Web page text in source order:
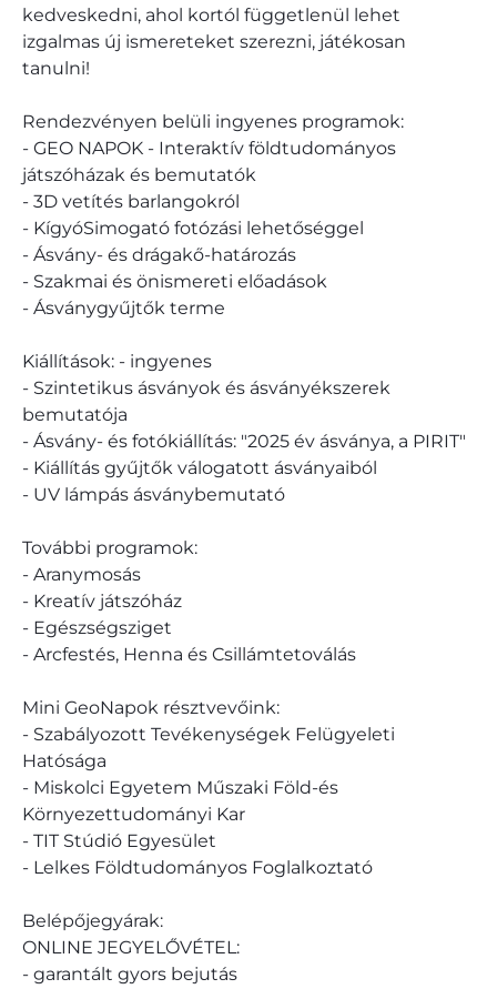
kedveskedni, ahol kortól függetlenül lehet
izgalmas új ismereteket szerezni, játékosan
tanulni!
Rendezvényen belüli ingyenes programok:
- GEO NAPOK - Interaktív földtudományos
játszóházak és bemutatók
- 3D vetítés barlangokról
- KígyóSimogató fotózási lehetőséggel
- Ásvány- és drágakő-határozás
- Szakmai és önismereti előadások
- Ásványgyűjtők terme
Kiállítások: - ingyenes
- Szintetikus ásványok és ásványékszerek
bemutatója
- Ásvány- és fotókiállítás: "2025 év ásványa, a PIRIT"
- Kiállítás gyűjtők válogatott ásványaiból
- UV lámpás ásványbemutató
További programok:
- Aranymosás
- Kreatív játszóház
- Egészségsziget
- Arcfestés, Henna és Csillámtetoválás
Mini GeoNapok résztvevőink:
- Szabályozott Tevékenységek Felügyeleti
Hatósága
- Miskolci Egyetem Műszaki Föld-és
Környezettudományi Kar
- TIT Stúdió Egyesület
- Lelkes Földtudományos Foglalkoztató
Belépőjegyárak:
ONLINE JEGYELŐVÉTEL:
- garantált gyors bejutás